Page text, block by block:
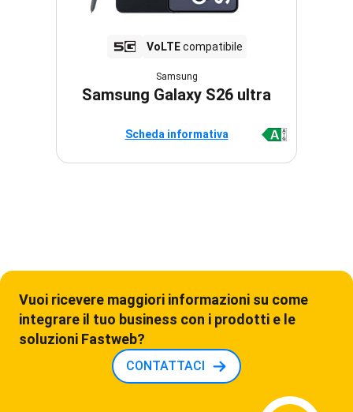
VoLTEcompatibile
Samsung
Samsung Galaxy S26 ultra
Scheda informativa
Vuoi ricevere maggiori informazioni su come
integrare il tuo business con i prodotti e le
soluzioni Fastweb?
CONTATTACI